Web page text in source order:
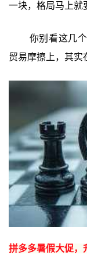
一块，格局马上就
你别看这几
贸易摩擦上，其实
拼多多暑假大促